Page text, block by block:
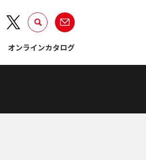
オンラインカタログ